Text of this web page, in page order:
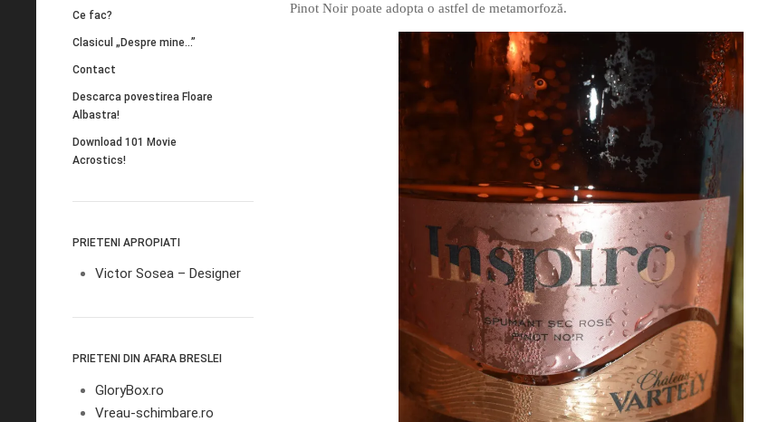
Ce fac?
Clasicul „Despre mine…”
Contact
Descarca povestirea Floare
Albastra!
Download 101 Movie
Acrostics!
PRIETENI APROPIATI
Victor Sosea – Designer
PRIETENI DIN AFARA BRESLEI
GloryBox.ro
Vreau-schimbare.ro
Pinot Noir poate adopta o astfel de metamorfoză.